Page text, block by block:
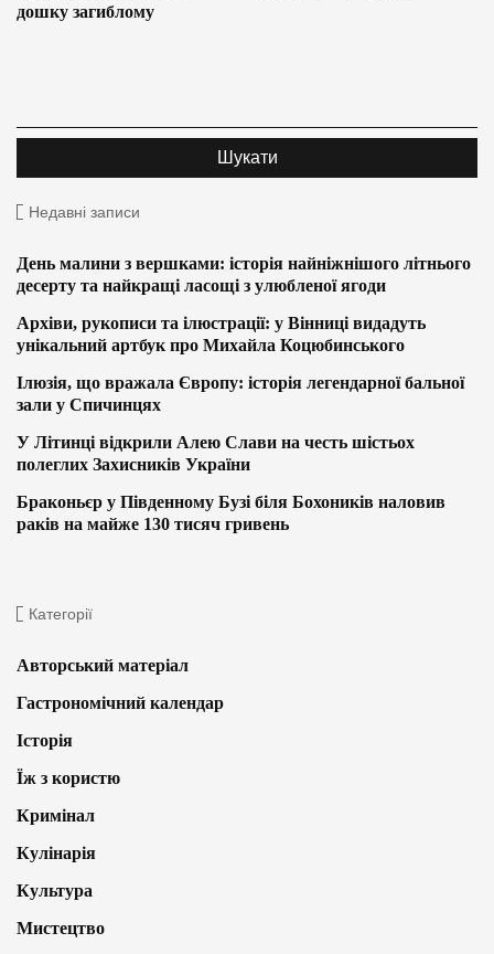
дошку загиблому
Недавні записи
День малини з вершками: історія найніжнішого літнього
десерту та найкращі ласощі з улюбленої ягоди
Архіви, рукописи та ілюстрації: у Вінниці видадуть
унікальний артбук про Михайла Коцюбинського
Ілюзія, що вражала Європу: історія легендарної бальної
зали у Спичинцях
У Літинці відкрили Алею Слави на честь шістьох
полеглих Захисників України
Браконьєр у Південному Бузі біля Бохоників наловив
раків на майже 130 тисяч гривень
Категорії
Авторський матеріал
Гастрономічний календар
Історія
Їж з користю
Кримінал
Кулінарія
Культура
Мистецтво